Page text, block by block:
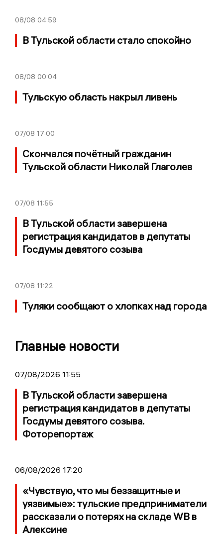
08/08 04:59
В Тульской области стало спокойно
08/08 00:04
Тульскую область накрыл ливень
07/08 17:00
Скончался почётный гражданин
Тульской области Николай Глаголев
07/08 11:55
В Тульской области завершена
регистрация кандидатов в депутаты
Госдумы девятого созыва
07/08 11:22
Туляки сообщают о хлопках над города
Главные новости
07/08/2026 11:55
В Тульской области завершена
регистрация кандидатов в депутаты
Госдумы девятого созыва.
Фоторепортаж
06/08/2026 17:20
«Чувствую, что мы беззащитные и
уязвимые»: тульские предприниматели
рассказали о потерях на складе WB в
Алексине